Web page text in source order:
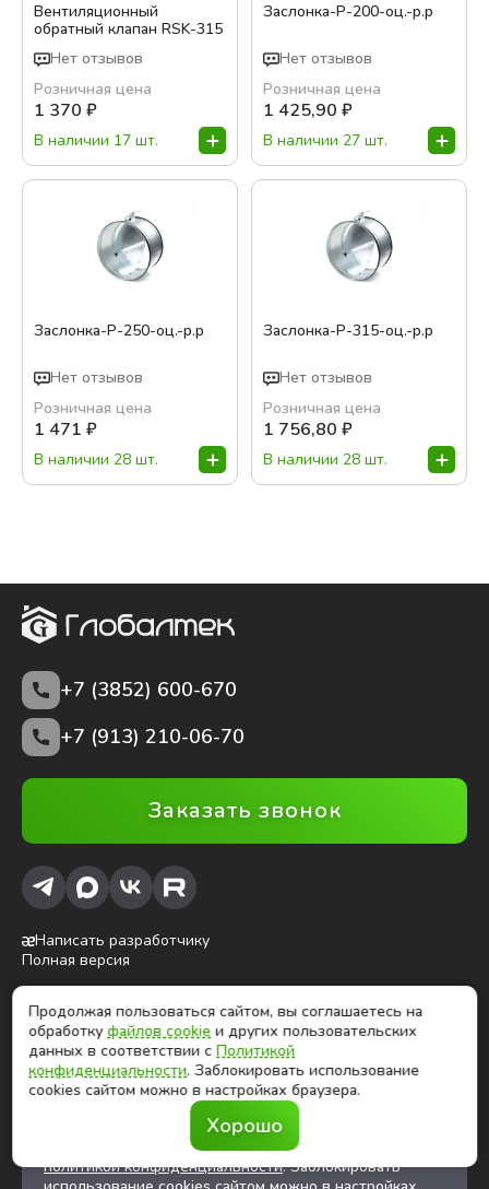
Вентиляционный
обратный клапан RSK-315
Нет отзывов
Розничная цена
1 370 ₽
В наличии 17 шт.
Заслонка-Р-200-оц.-р.р
Нет отзывов
Розничная цена
1 425,90 ₽
В наличии 27 шт.
Заслонка-Р-250-оц.-р.р
Нет отзывов
Розничная цена
1 471 ₽
В наличии 28 шт.
Заслонка-Р-315-оц.-р.р
Нет отзывов
Розничная цена
1 756,80 ₽
В наличии 28 шт.
+7 (3852) 600-670
+7 (913) 210-06-70
Заказать звонок
Написать разработчику
Полная версия
ⓒ Глобалтек, 2026
Цены на сайте не являются публичной офертой
Продолжая использовать сайт, вы соглашаетесь на
файлов cookiesи других
пользовательских данных в соответствии с
политикой конфиденциальности. Заблокировать
Продолжая пользоваться сайтом, вы соглашаетесь на
обработкуфайлов cookie и других пользовательских
данных в соответствии сПолитикой
конфиденциальности. Заблокировать использование
cookies сайтом можно в настройках браузера.
Хорошо